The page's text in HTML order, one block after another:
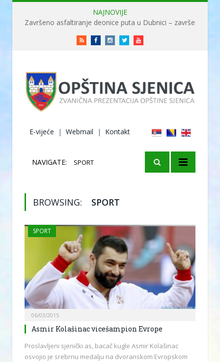
NAJNOVIJE
Dani grada Sjenice
RSS FacebookInstagramTwitterYoutube
E-vijeće | Webmail | Kontakt
NAVIGATE: SPORT
BROWSING: SPORT
SPORT
06/03/2015
Asmir Kolašinac vicešampion Evrope
Proslavljeni sjenički as, bacač kugle Asmir Kolašinac
osvojio je srebrnu medalju na dvoranskom Evropskom